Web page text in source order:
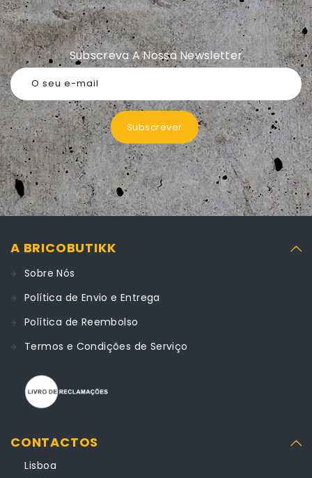
Subscreva A Nossa Newsletter
O seu e-mail
Subscrever
A BRICOBUTIKK
Sobre Nós
Política de Envio e Entrega
Política de Reembolso
Termos e Condições de Serviço
CONTACTOS
Lisboa